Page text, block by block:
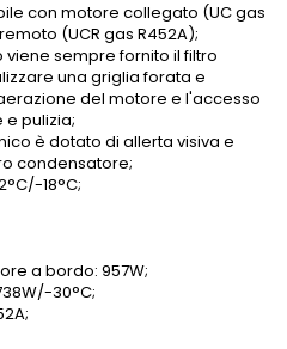
con motore collegato (UC gas
(UCR gas R452A);
sempre fornito il filtro
una griglia forata e
del motore e l'accesso
e pulizia;
è dotato di allerta visiva e
condensatore;
18°C;
a bordo: 957W;
30°C;